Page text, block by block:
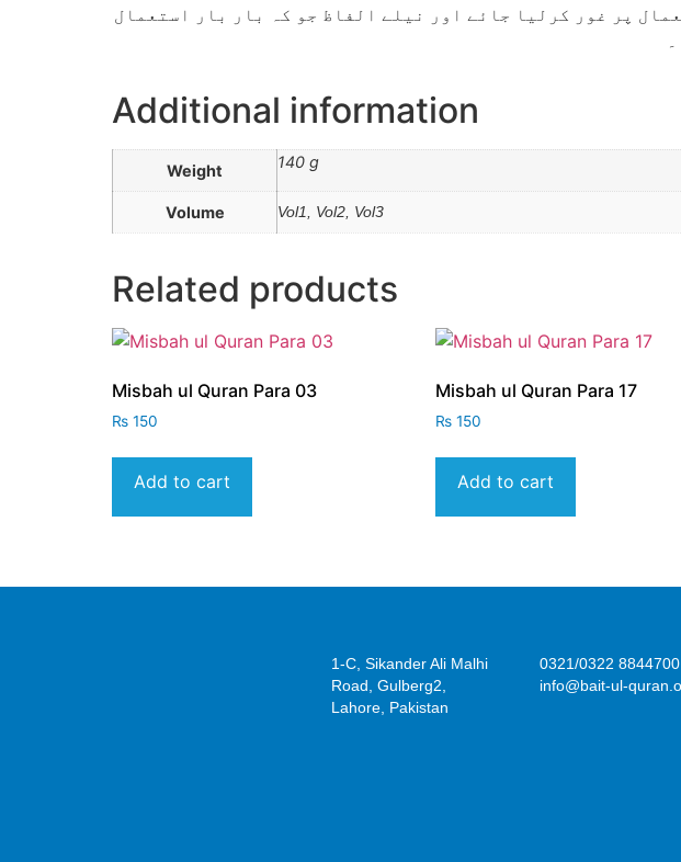
پر غور کرلیا جائے اور نیلے الفاظ جو کہ بار بار استعمال
Additional information
Weight 140 g
Volume Vol1, Vol2, Vol3
Related products
Misbah ul Quran Para 03
₨ 150
Add to cart
Misbah ul Quran Para 17
₨150
Add to cart
1-C, Sikander Ali Malhi
Road, Gulberg2,
Lahore, Pakistan
0321/0322 8844700
info@bait-ul-